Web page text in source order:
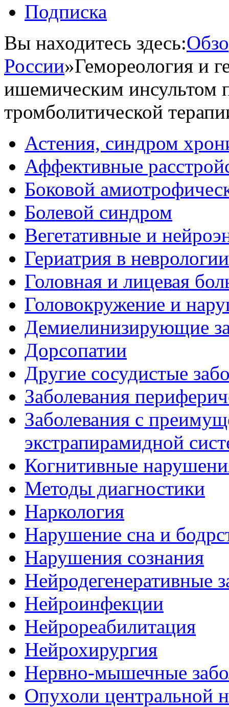
Подписка
Вы находитесь здесь:
России»Гемореология и
ишемическим инсультом
тромболитической
Астения, синдром
Аффективные
Боковой
Болевой синдром
Вегетативные и
Гериатрия в неврологии
Головная и лицевая
Головокружение и
Демиелинизирующие
Дорсопатии
Другие сосудистые
Заболевания
Заболевания с
экстрапирамидной
Когнитивные
Методы диагностики
Наркология
Нарушение сна и
Нарушения сознания
Нейродегенеративные
Нейроинфекции
Нейрореабилитация
Нейрохирургия
Нервно-мышечные
Опухоли центральной